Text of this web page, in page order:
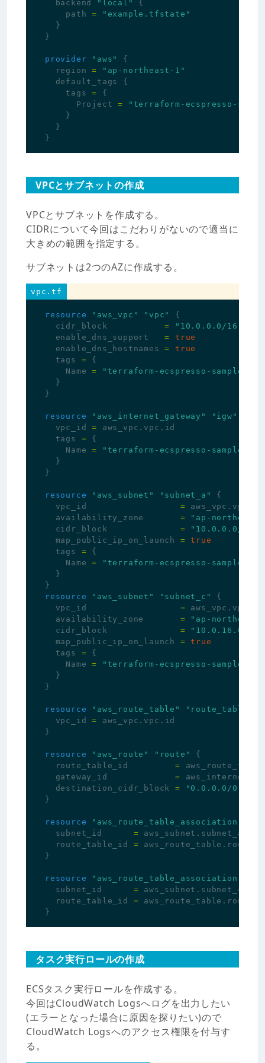
backend "local"
{
path
=
"example.tfstate"
}
}
provider "aws"
{
region
=
"ap-northeast-1"
default_tags
{
tags
=
{
Project
=
"terraform-ecspresso-
}
}
}
VPCとサブネットの作成
VPCとサブネットを作成する。
CIDRについて今回はこだわりがないので適当に
大きめの範囲を指定する。
サブネットは2つのAZに作成する。
vpc.tf
resource "aws_vpc" "vpc"
{
cidr_block
=
"10.0.0.0/16"
enable_dns_support
=
true
enable_dns_hostnames
=
true
tags
=
{
Name
=
"terraform-ecspresso-sample"
}
}
resource "aws_internet_gateway" "igw"
vpc_id
= aws_vpc . vpc . id
tags
=
{
Name
=
"terraform-ecspresso-sample"
}
}
resource "aws_subnet" "subnet_a"
{
vpc_id
= aws_vpc . vpc
availability_zone
=
"ap-northeast-
cidr_block
=
"10.0.0.0/20"
map_public_ip_on_launch
=
true
tags
=
{
Name
=
"terraform-ecspresso-sample-a"
}
}
resource
"aws_subnet" "subnet_c"
{
vpc_id
= aws_vpc . vpc
availability_zone
=
"ap-northeast-
cidr_block
=
"10.0.16.0/20"
map_public_ip_on_launch
=
true
tags
=
{
Name
=
"terraform-ecspresso-sample-c"
}
}
resource "aws_route_table" "route_table"
vpc_id
= aws_vpc . vpc . id
}
resource "aws_route" "route"
{
route_table_id
= aws_route_table
gateway_id
=
destination_cidr_block
=
"0.0.0.0/0"
}
resource "aws_route_table_association"
subnet_id
= aws_subnet . subnet_a
route_table_id
= aws_route_table .
}
resource "aws_route_table_association"
subnet_id
= aws_subnet . subnet_c
route_table_id
= aws_route_table .
}
タスク実行ロールの作成
ECSタスク実行ロールを作成する。
今回はCloudWatch Logsへログを出力したい
(エラーとなった場合に原因を探りたい)ので
CloudWatch Logsへのアクセス権限を付与す
る。